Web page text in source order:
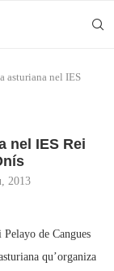
asturiana nel IES
nel IES Rei
2013
de Cangues
qu’organiza